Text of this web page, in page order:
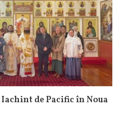
de Pacific în Noua